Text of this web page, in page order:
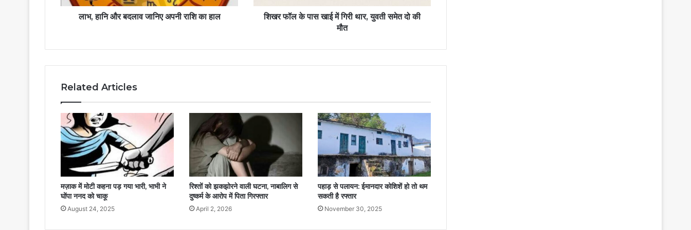
लाभ, हानि और बदलाव जानिए अपनी राशि का हाल
शिखर फॉल के पास खाई में गिरी थार, युवती समेत दो की
मौत
Related Articles
मज़ाक में मोटी कहना पड़ गया भारी, भाभी ने
घोंपा ननद को चाकू
August 24, 2025
रिश्तों को झकझोरने वाली घटना, नाबालिग से
दुष्कर्म के आरोप में पिता गिरफ्तार
April 2, 2026
पहाड़ से पलायन: ईमानदार कोशिशें हो तो थम
सकती है रफ्तार
November 30, 2025